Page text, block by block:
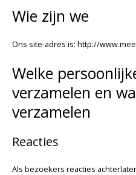
Wie zijn we
Ons site-adres is: http://
Welke
verzamelen en
verzamelen
Reacties
Als bezoekers reacties